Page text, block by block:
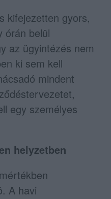
kifejezetten gyors,
órán belül
az ügyintézés nem
ki sem kell
mindent
egy személyes
helyzetben
A havi